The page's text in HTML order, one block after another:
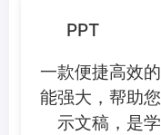
PPT
一款便捷高效
能强大，帮助
示文稿，是